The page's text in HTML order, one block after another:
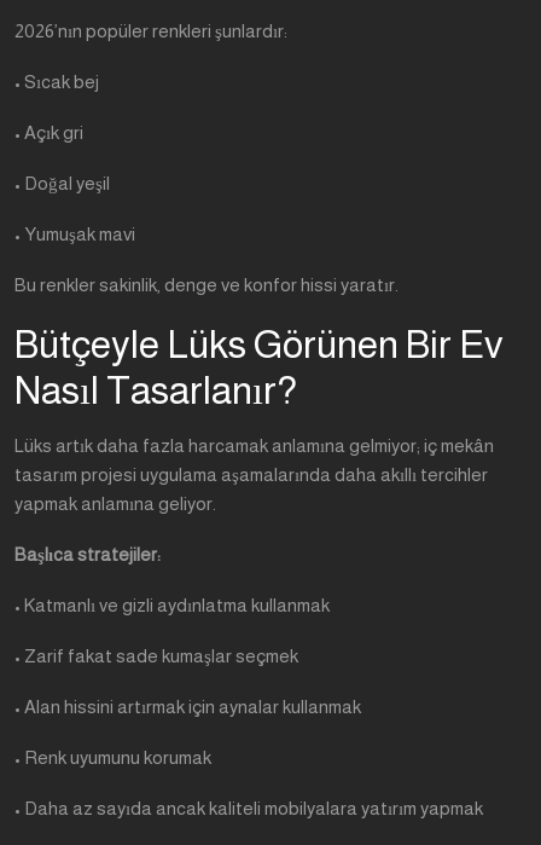
2026’nın popüler renkleri şunlardır:
• Sıcak bej
• Açık gri
• Doğal yeşil
• Yumuşak mavi
Bu renkler sakinlik, denge ve konfor hissi yaratır.
Bütçeyle Lüks Görünen Bir Ev
Nasıl Tasarlanır?
Lüks artık daha fazla harcamak anlamına gelmiyor; iç mekân
tasarım projesi uygulama aşamalarında daha akıllı tercihler
yapmak anlamına geliyor.
Başlıca stratejiler:
• Katmanlı ve gizli aydınlatma kullanmak
• Zarif fakat sade kumaşlar seçmek
• Alan hissini artırmak için aynalar kullanmak
• Renk uyumunu korumak
• Daha az sayıda ancak kaliteli mobilyalara yatırım yapmak